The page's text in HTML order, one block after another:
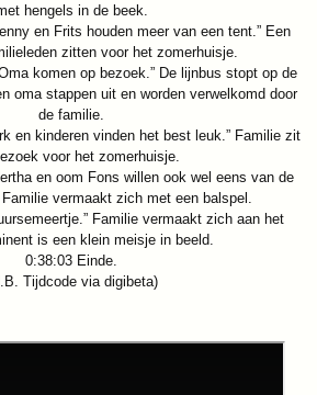
hengels in de beek.
en Frits houden meer van een tent.” Een
zitten voor het zomerhuisje.
komen op bezoek.” De lijnbus stopt op de
oma stappen uit en worden verwelkomd door
de familie.
en kinderen vinden het best leuk.” Familie zit
voor het zomerhuisje.
en oom Fons willen ook wel eens van de
Familie vermaakt zich met een balspel.
Familie vermaakt zich aan het
is een klein meisje in beeld.
0:38:03 Einde.
Tijdcode via digibeta)